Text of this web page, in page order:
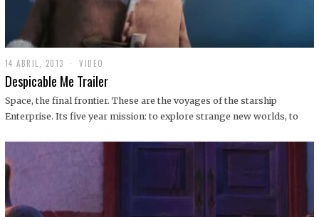
14 ABRIL, 2013
9
D
C
I
1
VIDEO
Despicable Me Trailer
Space, the final frontier. These are the voyages of the starship
Enterprise. Its five year mission: to explore strange new worlds, to